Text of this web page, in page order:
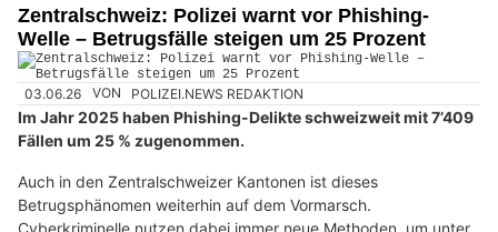
Zentralschweiz: Polizei warnt vor Phishing-
Welle – Betrugsfälle steigen um 25 Prozent
03.06.26 VON POLIZEI.NEWS REDAKTION
Im Jahr 2025 haben Phishing-Delikte schweizweit mit 7’409
Fällen um 25 % zugenommen.
Auch in den Zentralschweizer Kantonen ist dieses
Betrugsphänomen weiterhin auf dem Vormarsch.
Cyberkriminelle nutzen dabei immer neue Methoden, um unter